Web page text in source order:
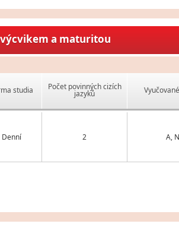
a maturitou
studia Počet povinných cizích
jazyků
Denní 2 A, N